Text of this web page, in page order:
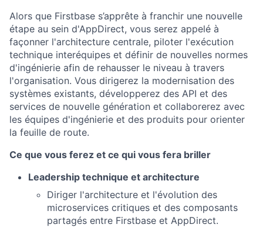
Alors que Firstbase s’apprête à franchir une nouvelle
étape au sein d'AppDirect, vous serez appelé à
façonner l'architecture centrale, piloter l'exécution
technique interéquipes et définir de nouvelles normes
d'ingénierie afin de rehausser le niveau à travers
l'organisation. Vous dirigerez la modernisation des
systèmes existants, développerez des API et des
services de nouvelle génération et collaborerez avec
les équipes d'ingénierie et des produits pour orienter
la feuille de route.
Ce que vous ferez et ce qui vous fera briller
Leadership technique et architecture
Diriger l'architecture et l'évolution des
microservices critiques et des composants
partagés entre Firstbase et AppDirect.